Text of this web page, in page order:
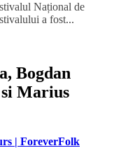
Național de
a fost...
Bogdan
Marius
| ForeverFolk